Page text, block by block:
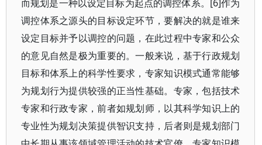
而规划是一种以设定目标为起点的调控体系。[6]作为
调控体系之源头的目标设定环节，要解决的就是谁来
设定目标并予以调控的问题，在此过程中专家和公众
的意见自然是极为重要的。一般来说，基于行政规划
目标和体系上的科学性要求，专家知识模式通常能够
为规划行为提供较强的正当性基础。专家，包括技术
专家和行政专家，前者如规划师，以其科学知识上的
专业性为规划决策提供智识支持，后者则是规划部门